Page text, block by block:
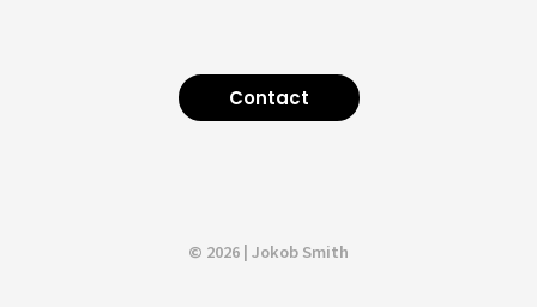
Contact
© 2026 | Jokob Smith